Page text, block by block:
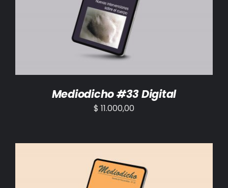
AÑADIR AL CARRITO /
Mediodicho #33 Digital
$ 11.000,00